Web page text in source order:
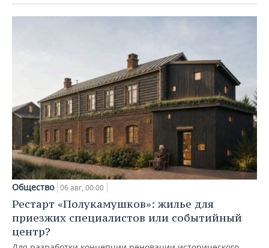
Общество 06 авг, 00:00
Рестарт «Полукамушков»: жилье для
приезжих специалистов или событийный
центр?